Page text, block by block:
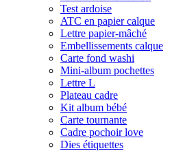
Test ardoise
ATC en papier calque
Lettre papier-mâché
Embellissements calque
Carte fond washi
Mini-album pochettes
Lettre L
Plateau cadre
Kit album bébé
Carte tournante
Cadre pochoir love
Dies étiquettes